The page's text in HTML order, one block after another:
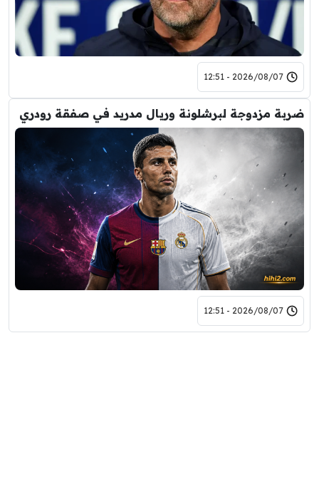
2026/08/07 - 12:51
ضربة مزدوجة لبرشلونة وريال مدريد في صفقة رودري
2026/08/07 - 12:51